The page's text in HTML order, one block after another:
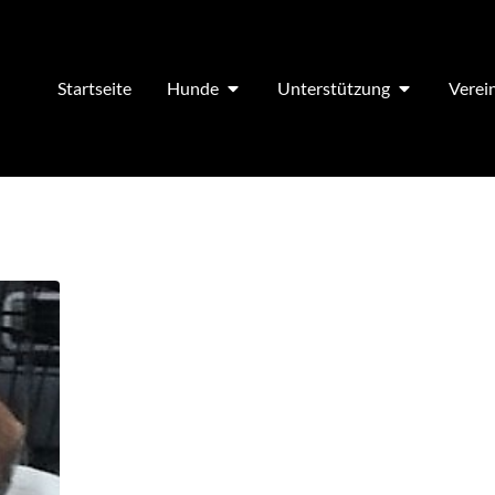
Startseite Hunde Unterstützung